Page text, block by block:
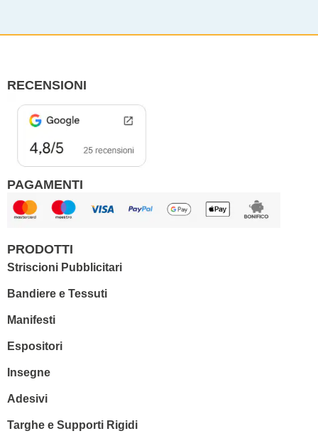
b
a
RECENSIONI
PAGAMENTI
PRODOTTI
Striscioni Pubblicitari
Bandiere e Tessuti
Manifesti
Espositori
Insegne
Adesivi
Targhe e Supporti Rigidi